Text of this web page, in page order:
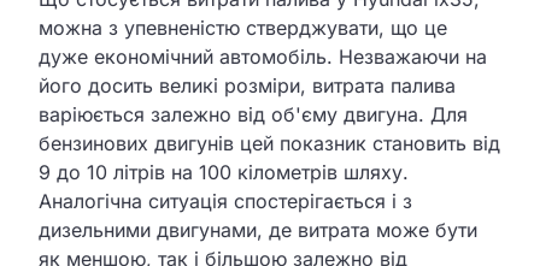
можна з упевненістю стверджувати, що це
дуже економічний автомобіль. Незважаючи на
його досить великі розміри, витрата палива
варіюється залежно від об'єму двигуна. Для
бензинових двигунів цей показник становить від
9 до 10 літрів на 100 кілометрів шляху.
Аналогічна ситуація спостерігається і з
дизельними двигунами, де витрата може бути
як меншою, так і більшою залежно від